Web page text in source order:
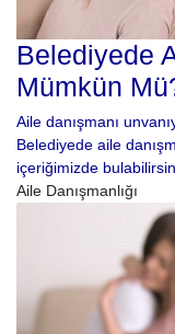
Belediyede
Mümkün
Aile danışmanı
Belediyede aile
içeriğimizde
Aile Danışmanlığı